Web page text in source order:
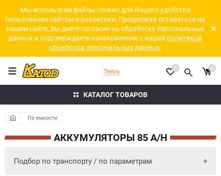
Мы используем файлы cookies для Вашего удобства
пользования сайтом и аналитики. Продолжая оставаться на
нашем сайте, Вы даёте согласие на обработку персональных
данных и подтверждаете ознакомление с нашей политикой
обработки персональных данных.
КАТАЛОГ ТОВАРОВ
Тверь 0 0
По емкости
АККУМУЛЯТОРЫ 85 A/H
Подбор по транспорту / по параметрам